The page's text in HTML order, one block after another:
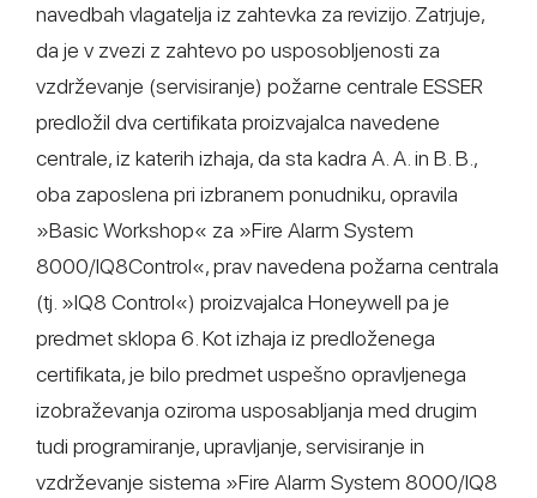
navedbah vlagatelja iz zahtevka za revizijo. Zatrjuje,
da je v zvezi z zahtevo po usposobljenosti za
vzdrževanje (servisiranje) požarne centrale ESSER
predložil dva certifikata proizvajalca navedene
centrale, iz katerih izhaja, da sta kadra A. A. in B. B.,
oba zaposlena pri izbranem ponudniku, opravila
»Basic Workshop« za »Fire Alarm System
8000/IQ8Control«, prav navedena požarna centrala
(tj. »IQ8 Control«) proizvajalca Honeywell pa je
predmet sklopa 6. Kot izhaja iz predloženega
certifikata, je bilo predmet uspešno opravljenega
izobraževanja oziroma usposabljanja med drugim
tudi programiranje, upravljanje, servisiranje in
vzdrževanje sistema »Fire Alarm System 8000/IQ8